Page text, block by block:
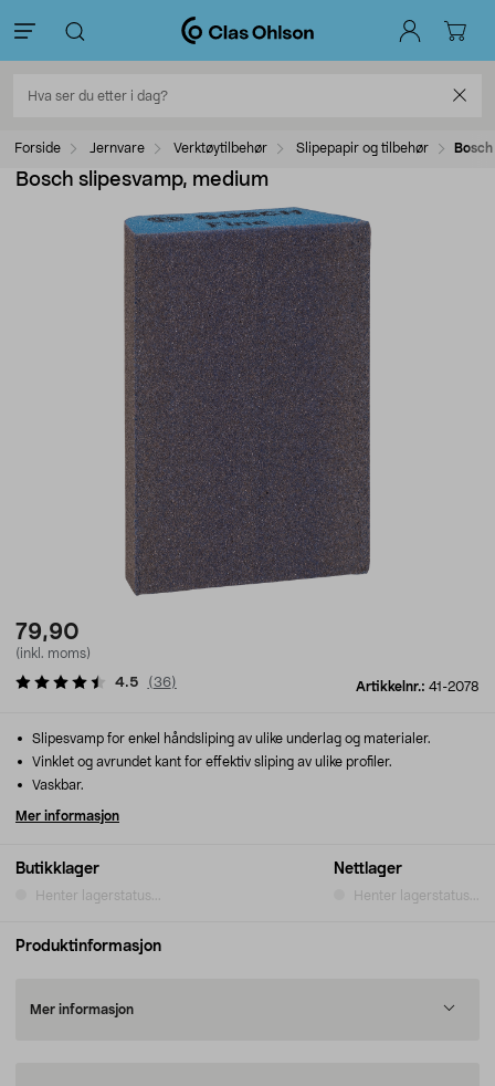
Forside Jernvare Verktøytilbehør Slipepapir og tilbehør
Bosch slipesvamp, medium
79,90
(inkl. moms)
Artikkelnr.: 41-2078
4.5 (36)
Butikklager
Henter lagerstatus...
Nettlager
Henter lagerstatus...
Slipesvamp for enkel håndsliping av ulike underlag og materialer.
Vinklet og avrundet kant for effektiv sliping av ulike profiler.
Vaskbar.
Mer informasjon
Produktinformasjon
Mer informasjon